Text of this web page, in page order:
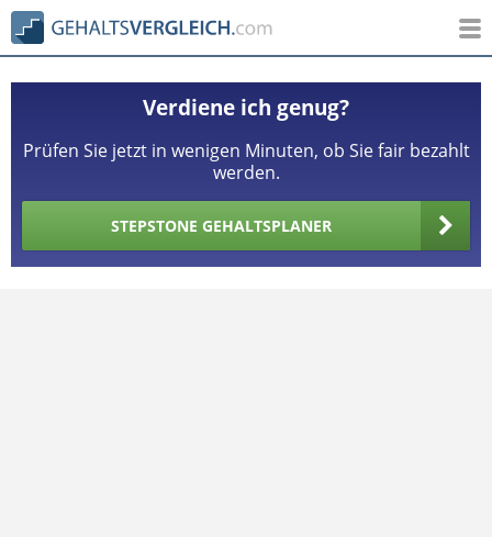
Verdiene ich genug?
Prüfen Sie jetzt in wenigen Minuten, ob Sie fair bezahlt
werden.
STEPSTONE GEHALTSPLANER